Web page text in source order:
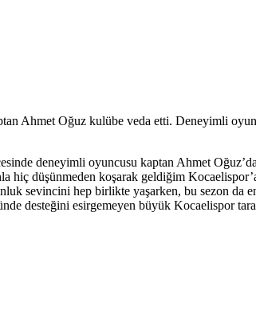
Ahmet Oğuz kulübe veda etti. Deneyimli
deneyimli oyuncusu kaptan Ahmet
hiç düşünmeden koşarak geldiğim
sevincini hep birlikte yaşarken, bu sezon
desteğini esirgemeyen büyük Kocaelispor